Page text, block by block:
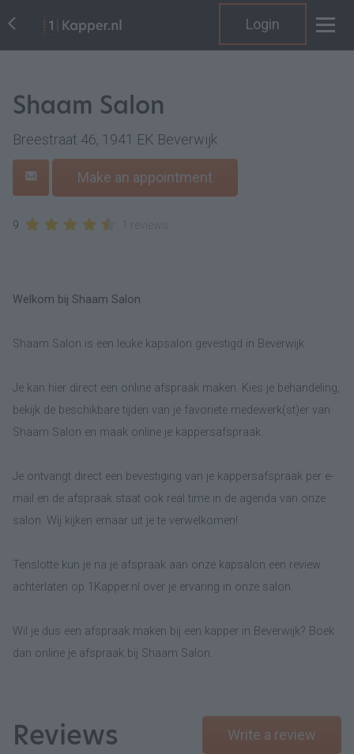
Login
Shaam Salon
Breestraat 46, 1941 EK Beverwijk
Make an appointment
9
Welkom bij Shaam Salon
Shaam Salon is een leuke kapsalon gevestigd in Beverwijk.
Je kan hier direct een online afspraak maken. Kies je behandeling,
bekijk de beschikbare tijden van je favoriete medewerk(st)er van
Shaam Salon en maak online je kappersafspraak.
Je ontvangt direct een bevestiging van je kappersafspraak per e-
mail en de afspraak staat ook real time in de agenda van onze
salon. Wij kijken ernaar uit je te verwelkomen!
Tenslotte kun je na je afspraak aan onze kapsalon een review
achterlaten op 1Kapper.nl over je ervaring in onze salon.
Wil je dus een afspraak maken bij een kapper in Beverwijk? Boek
dan online je afspraak bij Shaam Salon.
Reviews Write a review